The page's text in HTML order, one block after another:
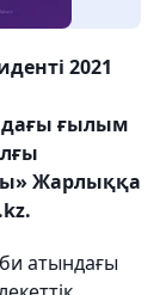
2021
ғылым
Жарлыққа
атындағы